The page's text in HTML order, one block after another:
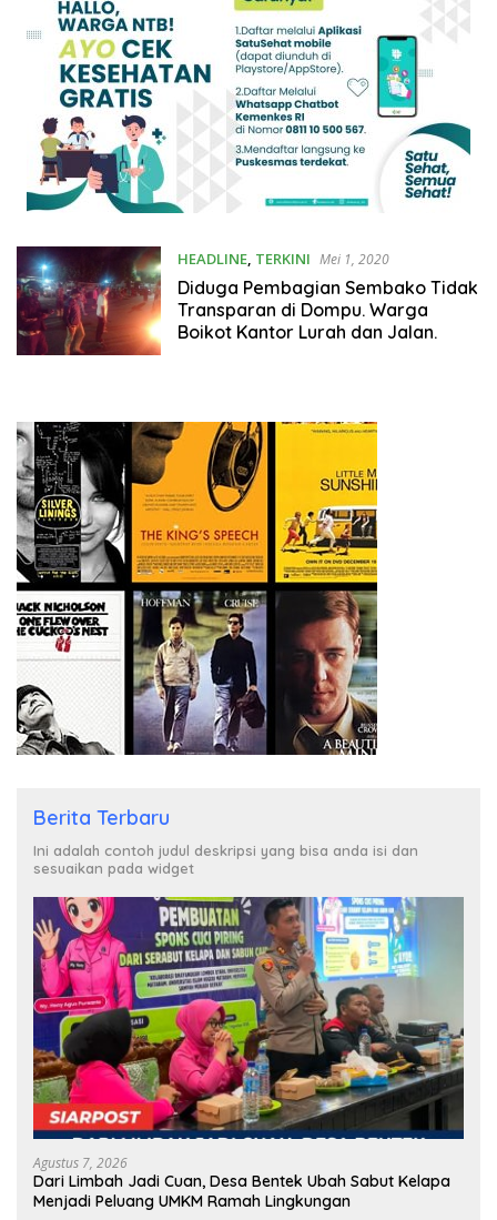
HEADLINE, TERKINI Mei 1, 2020
Diduga Pembagian Sembako Tidak
Transparan di Dompu. Warga
Boikot Kantor Lurah dan Jalan.
Berita Terbaru
Ini adalah contoh judul deskripsi yang bisa anda isi dan
sesuaikan pada widget
Agustus 7, 2026
Dari Limbah Jadi Cuan, Desa Bentek Ubah Sabut Kelapa
Menjadi Peluang UMKM Ramah Lingkungan